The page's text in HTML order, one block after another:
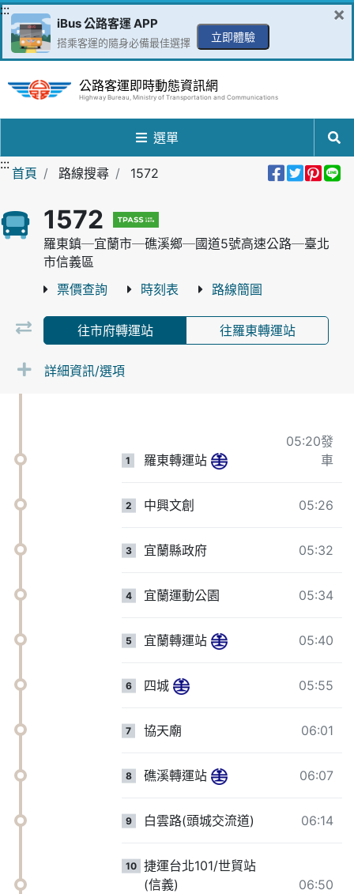
跳到主要內容區
:::
iBus 公路客運 APP
搭乘客運的隨身必備最佳選擇 立即體驗
×
公路客運即時動態資訊網
Highway Bureau, Ministry of Transportation and Communications
選單
:::
首頁 路線搜尋 1572 分享到
分享
分
1572
羅東鎮─宜蘭市─礁溪鄉─國道5號高速公路─臺北
市信義區
票價查詢 時刻表 路線簡圖
往市府轉運站 往羅東轉運站
詳細資訊/選項
1 羅東轉運站
05:20發
車
2 中興文創 05:26
3 宜蘭縣政府 05:32
4 宜蘭運動公園 05:34
5 宜蘭轉運站 05:40
6 四城 05:55
7 協天廟 06:01
8 礁溪轉運站 06:07
9 白雲路(頭城交流道) 06:14
10 捷運台北101/世貿站
(信義)
06:50